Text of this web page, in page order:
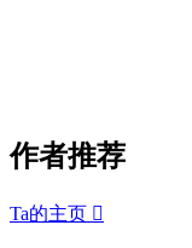
作者推荐
Ta的主页 